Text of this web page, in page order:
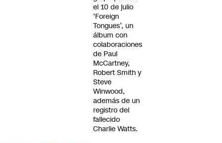
el 10 de julio
‘Foreign
Tongues’, un
álbum con
colaboraciones
de Paul
McCartney,
Robert Smith y
Steve
Winwood,
además de un
registro del
fallecido
Charlie Watts.